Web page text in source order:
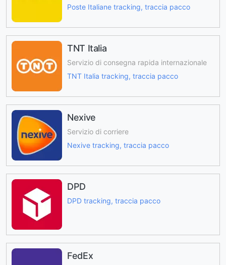
Poste Italiane tracking, traccia pacco
TNT Italia
Servizio di consegna rapida internazionale
TNT Italia tracking, traccia pacco
Nexive
Servizio di corriere
Nexive tracking, traccia pacco
DPD
DPD tracking, traccia pacco
FedEx